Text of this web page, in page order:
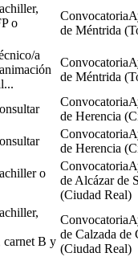
o
de Méntrida
a
de Méntrida
de Herencia
de Herencia
o
de Alcázar de
(Ciudad Real)
carnet B y
de Calzada de
(Ciudad Real)